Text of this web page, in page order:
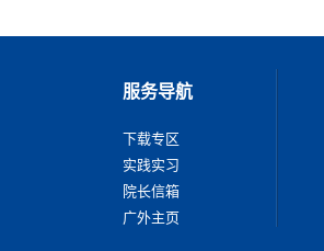
服务导航
下载专区
实践实习
院长信箱
广外主页